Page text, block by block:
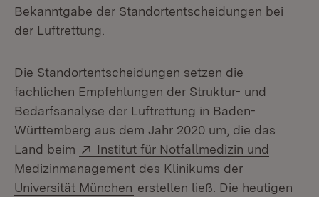
Bekanntgabe der Standortentscheidungen bei
der Luftrettung.
Die Standortentscheidungen setzen die
fachlichen Empfehlungen der Struktur- und
Bedarfsanalyse der Luftrettung in Baden-
Württemberg aus dem Jahr 2020 um, die das
Land beim
Extern:
Institut für Notfallmedizin und
Medizinmanagement des Klinikums der
Universität München (Öffnet in neuem Fenster)
erstellen ließ. Die heutigen